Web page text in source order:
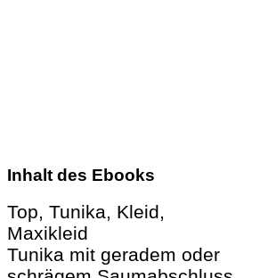
Inhalt des Ebooks
Top, Tunika, Kleid,
Maxikleid
Tunika mit geradem oder